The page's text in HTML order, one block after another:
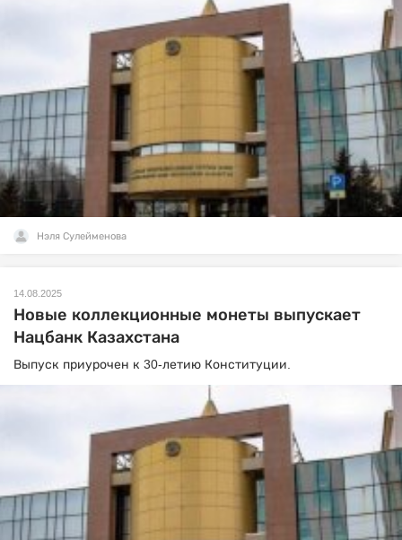
Нэля Сулейменова
14.08.2025
Новые коллекционные монеты выпускает
Нацбанк Казахстана
Выпуск приурочен к 30-летию Конституции.